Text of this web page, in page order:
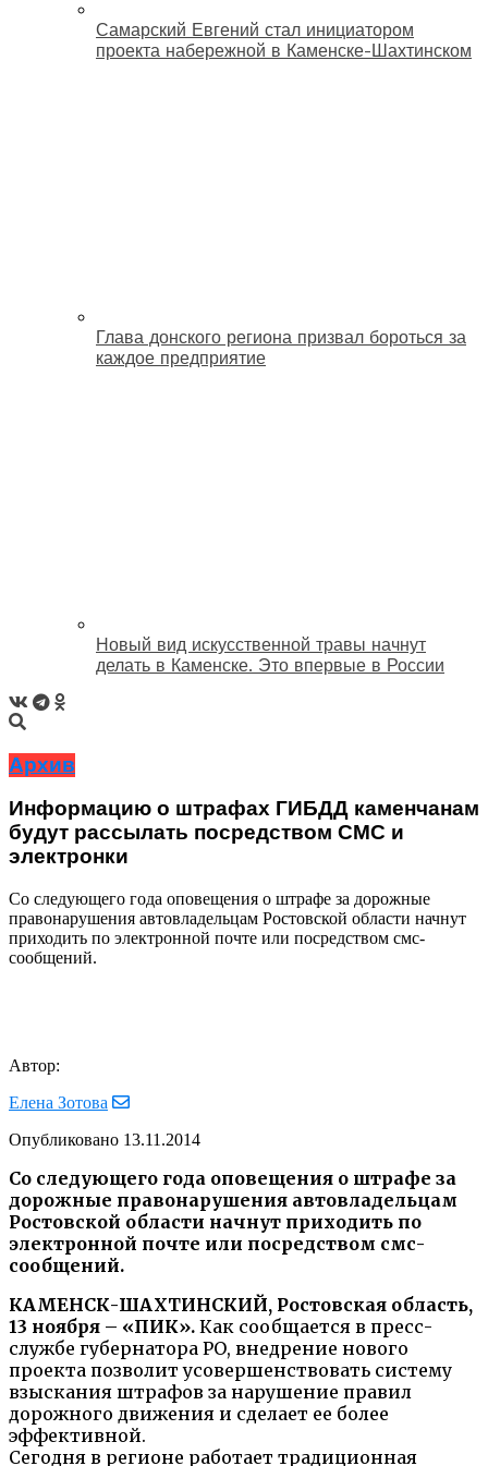
Самарский Евгений стал инициатором
проекта набережной в Каменске-Шахтинском
Глава донского региона призвал бороться за
каждое предприятие
Новый вид искусственной травы начнут
делать в Каменске. Это впервые в России
Архив
Информацию о штрафах ГИБДД каменчанам
будут рассылать посредством СМС и
электронки
Со следующего года оповещения о штрафе за дорожные
правонарушения автовладельцам Ростовской области начнут
приходить по электронной почте или посредством смс-
сообщений.
Автор:
Елена Зотова
Опубликовано 13.11.2014
Со следующего года оповещения о штрафе за
дорожные правонарушения автовладельцам
Ростовской области начнут приходить по
электронной почте или посредством смс-
сообщений.
КАМЕНСК-ШАХТИНСКИЙ, Ростовская область,
13 ноября – «ПИК». Как сообщается в пресс-
службе губернатора РО, внедрение нового
проекта позволит усовершенствовать систему
взыскания штрафов за нарушение правил
дорожного движения и сделает ее более
эффективной.
Сегодня в регионе работает традиционная